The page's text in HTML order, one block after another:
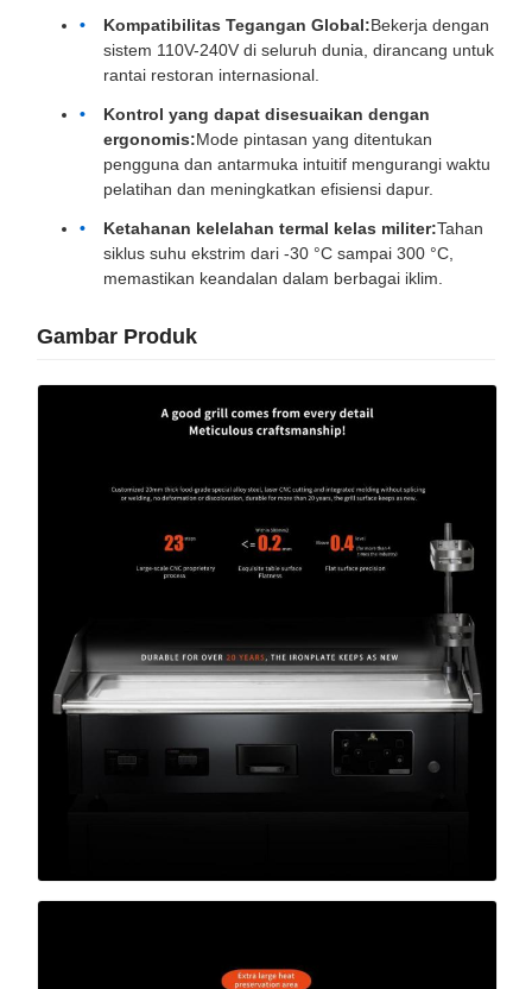
Kompatibilitas Tegangan Global:Bekerja dengan
sistem 110V-240V di seluruh dunia, dirancang untuk
rantai restoran internasional.
Kontrol yang dapat disesuaikan dengan
ergonomis:Mode pintasan yang ditentukan
pengguna dan antarmuka intuitif mengurangi waktu
pelatihan dan meningkatkan efisiensi dapur.
Ketahanan kelelahan termal kelas militer:Tahan
siklus suhu ekstrim dari -30 °C sampai 300 °C,
memastikan keandalan dalam berbagai iklim.
Gambar Produk